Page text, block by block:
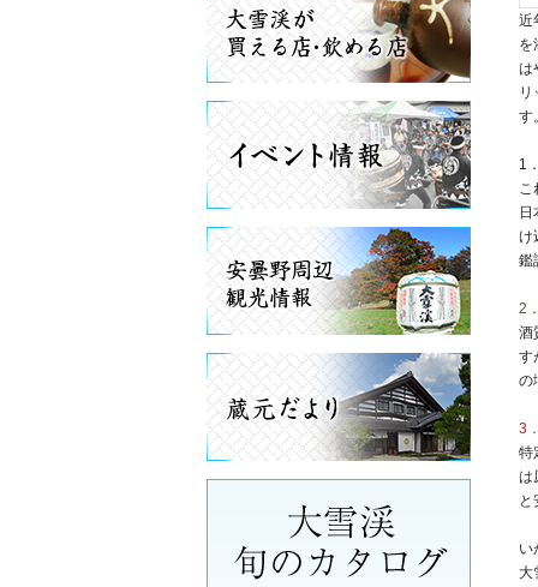
近
を
は
す
1
こ
け
鑑
2
酒
す
の
3
特
は
い
大